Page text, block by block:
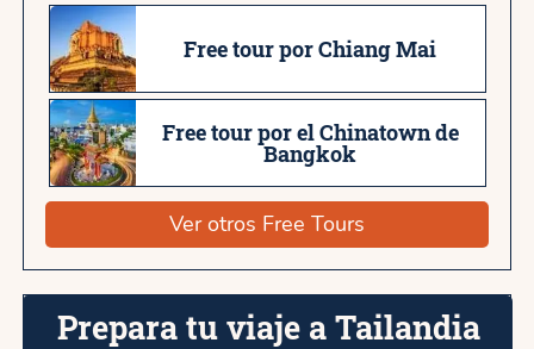
Free tour por Chiang Mai
Free tour por el Chinatown de
Bangkok
Ver otros Free Tours
Prepara tu viaje a Tailandia